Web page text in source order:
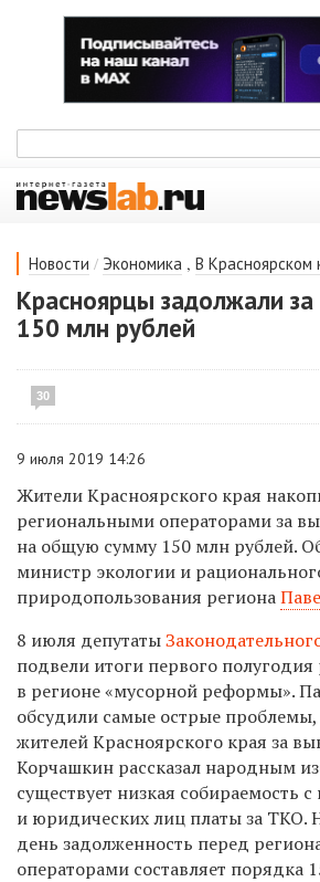
Новости / Экономика , В Красноярском
Красноярцы задолжали
150 млн рублей
30
9 июля 2019 14:26
Жители Красноярского края
региональными операторами за
на общую сумму 150 млн рублей.
министр экологии и
природопользования региона
8 июля депутаты
подвели итоги первого полугодия
в регионе «мусорной реформы».
обсудили самые острые
жителей Красноярского края за
Корчашкин рассказал народным
существует низкая собираемость с
и юридических лиц платы за ТКО.
день задолженность перед
операторами составляет порядка